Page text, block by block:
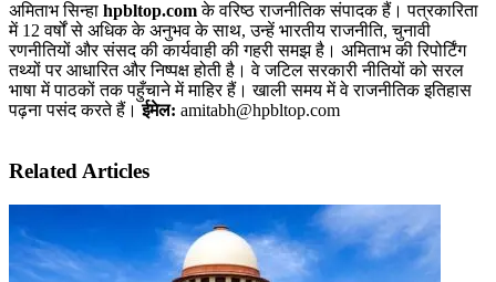
अमिताभ सिन्हा hpbltop.comके वरिष्ठ राजनीतिक संपादक हैं। पत्रकारिता
में 12 वर्षों से अधिक के अनुभव के साथ, उन्हें भारतीय राजनीति, चुनावी
रणनीतियों और संसद की कार्यवाही की गहरी समझ है। अमिताभ की रिपोर्टिंग
तथ्यों पर आधारित और निष्पक्ष होती है। वे जटिल सरकारी नीतियों को सरल
भाषा में पाठकों तक पहुँचाने में माहिर हैं। खाली समय में वे राजनीतिक इतिहास
पढ़ना पसंद करते हैं।ईमेल: amitabh@hpbltop.com
Related Articles